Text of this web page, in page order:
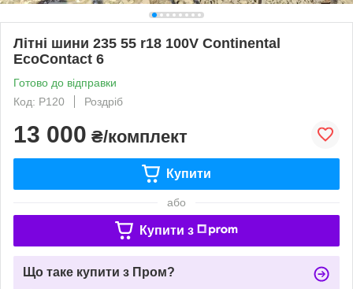
Літні шини 235 55 r18 100V Continental
EcoContact 6
Готово до відправки
Код: Р120
Роздріб
13 000 ₴/комплект
Купити
або
Купити з
Що таке купити з Пром?